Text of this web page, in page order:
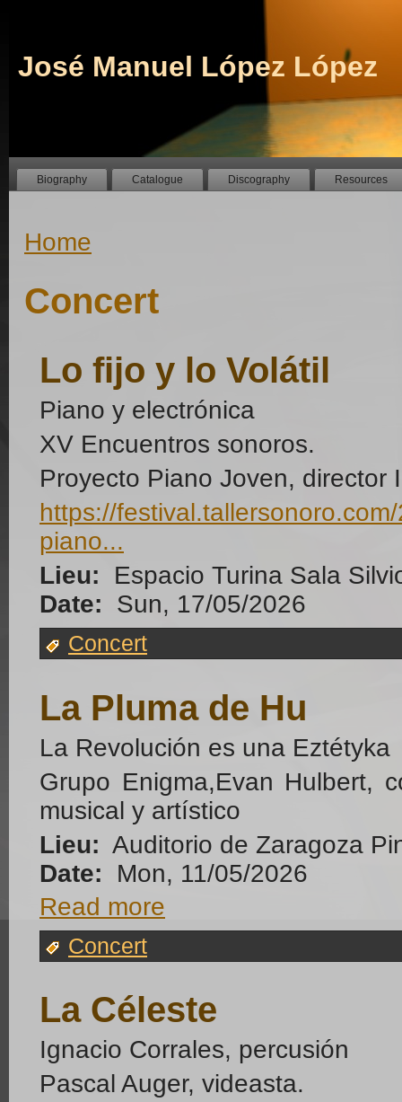
José Manuel López López
Biography Catalogue Discography Resources
Home
Concert
Lo fijo y lo Volátil
Piano y electrónica
XV Encuentros sonoros.
Proyecto Piano Joven, director
https://
piano...
Lieu:
Espacio Turina Sala
Date:
Sun, 17/05/2026
Concert
La Pluma de Hu
La Revolución es una Eztétyka
Grupo Enigma,Evan Hulbert,
musical y artístico
Lieu: Auditorio de Zaragoza
Date:
Mon, 11/05/2026
Read more
Concert
La Céleste
Ignacio Corrales, percusión
Pascal Auger, videasta.